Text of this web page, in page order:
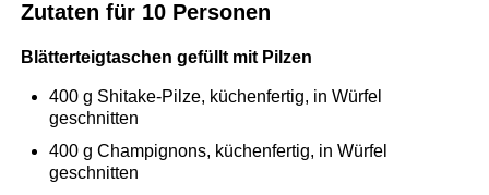
Zutaten für 10 Personen
Blätterteigtaschen gefüllt mit Pilzen
400 g Shitake-Pilze, küchenfertig, in Würfel
geschnitten
400 g Champignons, küchenfertig, in Würfel
geschnitten